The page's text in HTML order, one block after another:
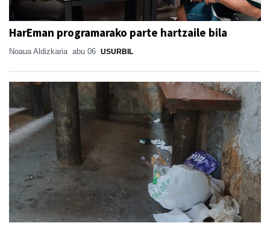
HarEman programarako parte hartzaile bila
Noaua Aldizkaria abu 06 USURBIL